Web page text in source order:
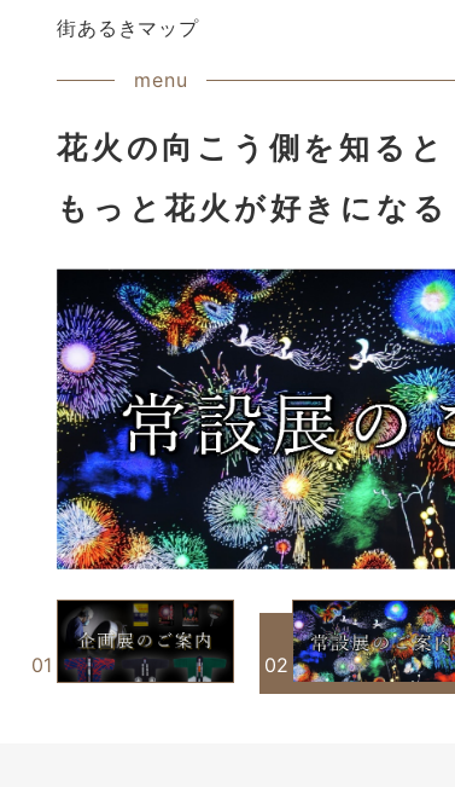
街あるきマップ
menu
花火の向こう側を知ると
もっと花火が好きになる